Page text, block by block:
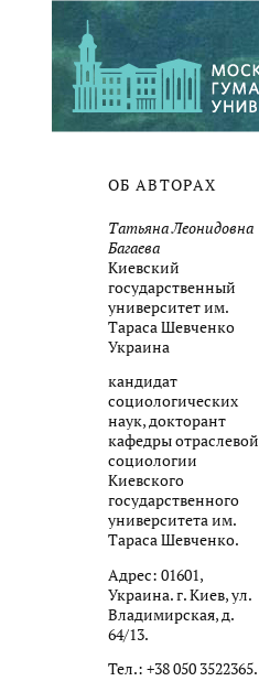
ОБ АВТОРАХ
Татьяна Леонидовна
Багаева
Киевский
государственный
университет им.
Тараса Шевченко
Украина
кандидат
социологических
наук, докторант
кафедры отраслевой
социологии
Киевского
государственного
университета им.
Тараса Шевченко.
Адрес: 01601,
Украина. г. Киев, ул.
Владимирская, д.
64/13.
Тел.: +38 050 3522365.